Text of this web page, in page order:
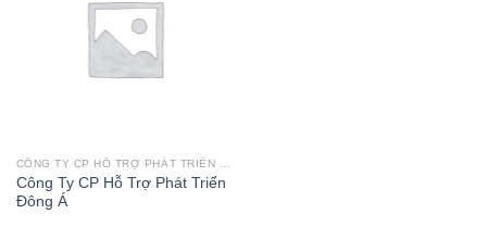
Add to wishlist
Công Ty CP Hỗ Trợ Phát Triển
Đông Á